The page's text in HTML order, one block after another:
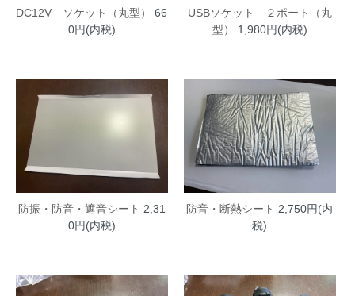
DC12V ソケット（丸型）
66
0円(内税)
USBソケット ２ポート（丸
型）
1,980円(内税)
防振・防音・遮音シート 2,31
0円(内税)
防音・断熱シート 2,750円(内
税)